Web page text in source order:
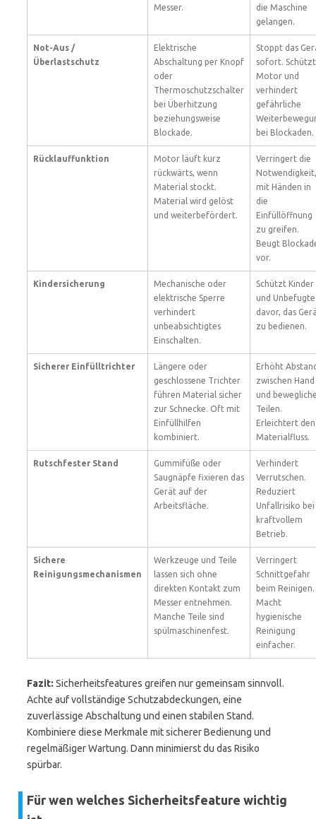
Messer.
die Maschine
gelangen.
Not-Aus /
Überlastschutz
Elektrische
Abschaltung per Knopf
oder
Thermoschutzschalter
bei Überhitzung
beziehungsweise
Blockade.
Stoppt das
sofort. Schützt
Motor und
verhindert
gefährliche
bei Blockaden.
Rücklauffunktion
Motor läuft kurz
rückwärts, wenn
Material stockt.
Material wird gelöst
und weiterbefördert.
Verringert die
Notwendigkeit,
mit Händen in
die
Einfüllöffnung
zu greifen.
Beugt
vor.
Kindersicherung
Mechanische oder
elektrische Sperre
verhindert
unbeabsichtigtes
Einschalten.
Schützt Kinder
und Unbefugte
davor, das
zu bedienen.
Sicherer Einfülltrichter
Längere oder
geschlossene Trichter
führen Material sicher
zur Schnecke. Oft mit
Einfüllhilfen
kombiniert.
Erhöht
zwischen Hand
und
Teilen.
Erleichtert den
Materialfluss.
Rutschfester Stand
Gummifüße oder
Saugnäpfe fixieren das
Gerät auf der
Arbeitsfläche.
Verhindert
Verrutschen.
Reduziert
Unfallrisiko bei
kraftvollem
Betrieb.
Sichere
Reinigungsmechanismen
Werkzeuge und Teile
lassen sich ohne
direkten Kontakt zum
Messer entnehmen.
Manche Teile sind
spülmaschinenfest.
Verringert
Schnittgefahr
beim Reinigen.
Macht
hygienische
Reinigung
einfacher.
Fazit: Sicherheitsfeatures greifen nur gemeinsam sinnvoll.
Achte auf vollständige Schutzabdeckungen, eine
zuverlässige Abschaltung und einen stabilen Stand.
Kombiniere diese Merkmale mit sicherer Bedienung und
regelmäßiger Wartung. Dann minimierst du das Risiko
spürbar.
Für wen welches Sicherheitsfeature wichtig